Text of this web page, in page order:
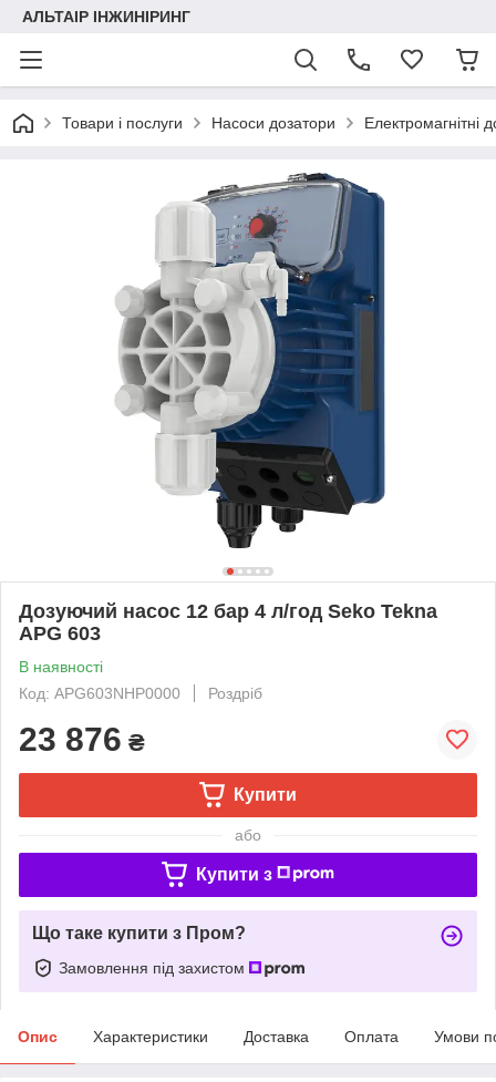
АЛЬТАІР ІНЖИНІРИНГ
Товари і послуги Насоси дозатори Електромагнітні
Дозуючий насос 12 бар 4 л/год Seko Tekna
APG 603
В наявності
Код: APG603NHP0000
Роздріб
23 876 ₴
Купити
або
Купити з
Що таке купити з Пром?
Замовлення під захистом
Опис Характеристики Доставка Оплата Умови